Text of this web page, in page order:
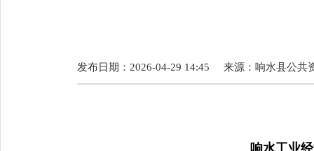
发布日期：2026-04-29 14:45 来源： 响水县公共
响水工业